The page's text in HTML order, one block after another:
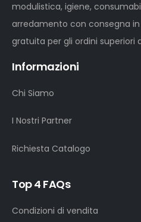
modulistica, igiene,
arredamento con consegna
gratuita per gli ordini superiori
Informazioni
Chi Siamo
I Nostri Partner
Richiesta Catalogo
Top 4 FAQs
Condizioni di vendita